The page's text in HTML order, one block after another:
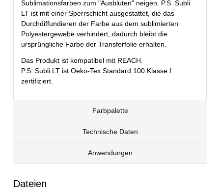
Sublimationsfarben zum "Ausbluten" neigen. P.S. Subli
LT ist mit einer Sperrschicht ausgestattet, die das
Durchdiffundieren der Farbe aus dem sublimierten
Polyestergewebe verhindert, dadurch bleibt die
ursprüngliche Farbe der Transferfolie erhalten.
Das Produkt ist kompatibel mit REACH.
P.S. Subli LT ist Oeko-Tex Standard 100 Klasse I
zertifiziert.
Farbpalette
Technische Daten
Anwendungen
Dateien